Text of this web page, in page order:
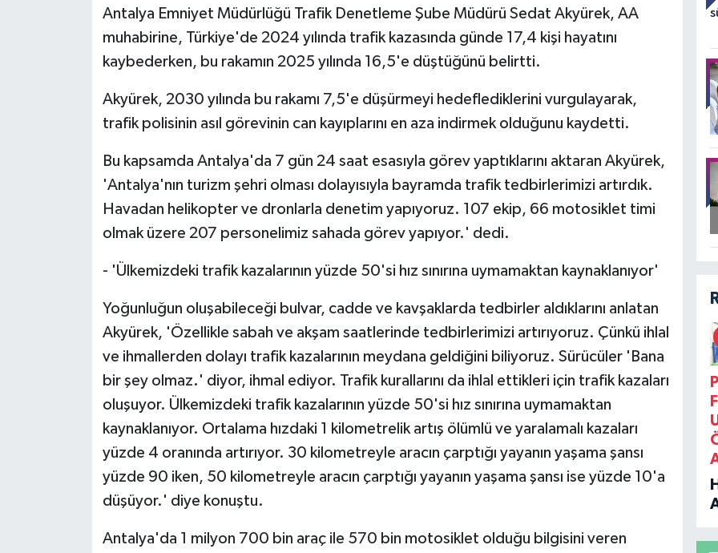
Antalya Emniyet Müdürlüğü Trafik Denetleme Şube Müdürü Sedat Akyürek, AA
muhabirine, Türkiye'de 2024 yılında trafik kazasında günde 17,4 kişi hayatını
kaybederken, bu rakamın 2025 yılında 16,5'e düştüğünü belirtti.
Akyürek, 2030 yılında bu rakamı 7,5'e düşürmeyi hedeflediklerini vurgulayarak,
trafik polisinin asıl görevinin can kayıplarını en aza indirmek olduğunu kaydetti.
Bu kapsamda Antalya'da 7 gün 24 saat esasıyla görev yaptıklarını aktaran Akyürek,
'Antalya'nın turizm şehri olması dolayısıyla bayramda trafik tedbirlerimizi artırdık.
Havadan helikopter ve dronlarla denetim yapıyoruz. 107 ekip, 66 motosiklet timi
olmak üzere 207 personelimiz sahada görev yapıyor.' dedi.
- 'Ülkemizdeki trafik kazalarının yüzde 50'si hız sınırına uymamaktan kaynaklanıyor'
Yoğunluğun oluşabileceği bulvar, cadde ve kavşaklarda tedbirler aldıklarını anlatan
Akyürek, 'Özellikle sabah ve akşam saatlerinde tedbirlerimizi artırıyoruz. Çünkü ihlal
ve ihmallerden dolayı trafik kazalarının meydana geldiğini biliyoruz. Sürücüler 'Bana
bir şey olmaz.' diyor, ihmal ediyor. Trafik kurallarını da ihlal ettikleri için trafik kazaları
oluşuyor. Ülkemizdeki trafik kazalarının yüzde 50'si hız sınırına uymamaktan
kaynaklanıyor. Ortalama hızdaki 1 kilometrelik artış ölümlü ve yaralamalı kazaları
yüzde 4 oranında artırıyor. 30 kilometreyle aracın çarptığı yayanın yaşama şansı
yüzde 90 iken, 50 kilometreyle aracın çarptığı yayanın yaşama şansı ise yüzde 10'a
düşüyor.' diye konuştu.
Antalya'da 1 milyon 700 bin araç ile 570 bin motosiklet olduğu bilgisini veren